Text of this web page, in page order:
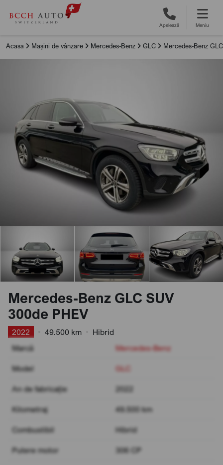
Apelează Meniu
Acasa Mașini de vânzare Mercedes-Benz GLC Mercedes-Benz
Mercedes-Benz GLC SUV
300de PHEV
2022 49.500 km
Hibrid
Marcă
Mercedes-Benz
Model GLC
An de fabricație 2022
Kilometraj 49.500 km
Combustibil Hibrid
Putere motor 306 CP